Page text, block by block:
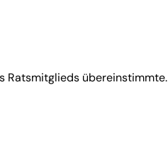
Ratsmitglieds übereinstimmte.